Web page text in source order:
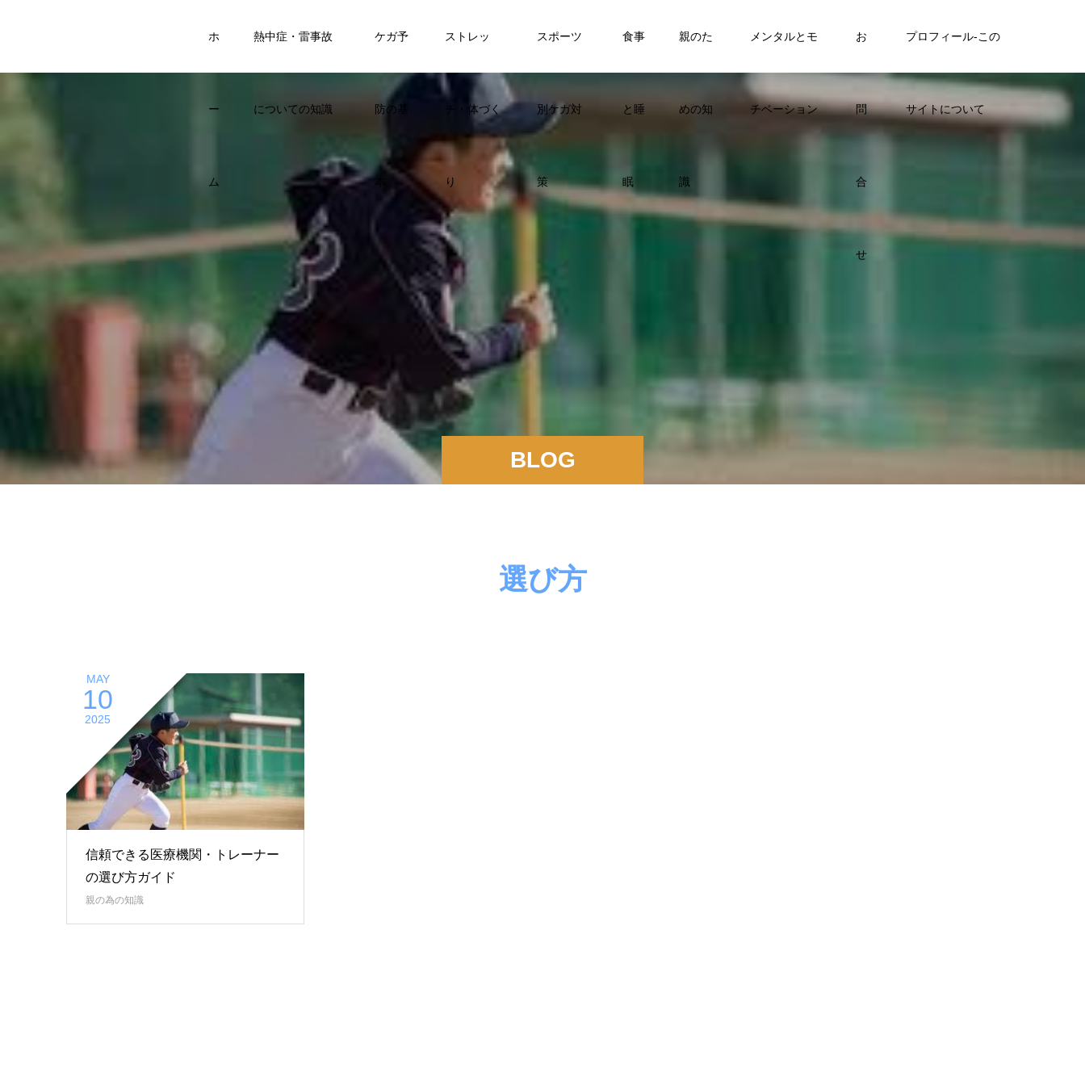
ホ
ー
ム
熱中症・雷事故
についての知識
ケガ予
防の基
ストレッ
チ・体づく
り
スポーツ
別ケガ対
策
食事
と睡
眠
親のた
めの知
識
メンタルとモ
チベーション
お
問
合
せ
プロフィール-この
サイトについて
BLOG
選び方
MAY
10
2025
信頼できる医療機関・トレーナー
の選び方ガイド
親の為の知識